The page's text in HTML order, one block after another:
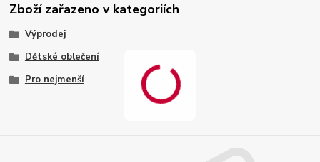
Zboží zařazeno v kategoriích
Výprodej
Dětské oblečení
Pro nejmenší